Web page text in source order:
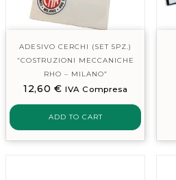
ADESIVO CERCHI (SET 5PZ.)
“COSTRUZIONI MECCANICHE
RHO – MILANO”
12,60 € IVA Compresa
ADD TO CART